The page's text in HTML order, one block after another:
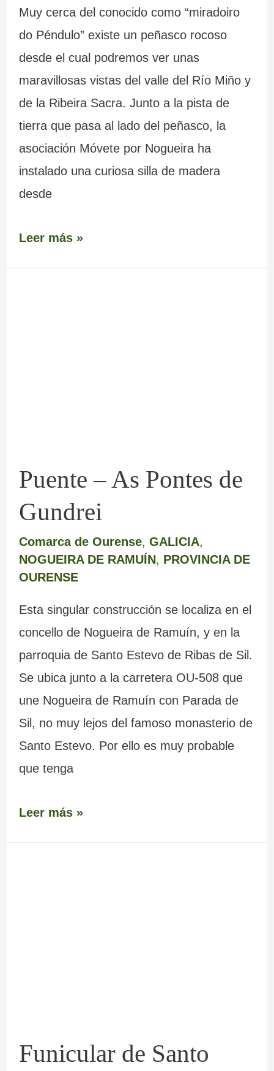
Muy cerca del conocido como “miradoiro
do Péndulo” existe un peñasco rocoso
desde el cual podremos ver unas
maravillosas vistas del valle del Río Miño y
de la Ribeira Sacra. Junto a la pista de
tierra que pasa al lado del peñasco, la
asociación Móvete por Nogueira ha
instalado una curiosa silla de madera
desde
Leer más »
Puente – As Pontes de
Gundrei
Comarca de Ourense, GALICIA,
NOGUEIRA DE RAMUÍN, PROVINCIA DE
OURENSE
Esta singular construcción se localiza en el
concello de Nogueira de Ramuín, y en la
parroquia de Santo Estevo de Ribas de Sil.
Se ubica junto a la carretera OU-508 que
une Nogueira de Ramuín con Parada de
Sil, no muy lejos del famoso monasterio de
Santo Estevo. Por ello es muy probable
que tenga
Leer más »
Funicular de Santo